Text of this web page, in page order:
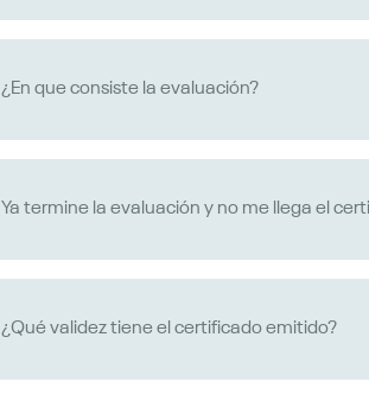
¿En que consiste la evaluación?
Ya termine la evaluación y no me llega el
¿Qué validez tiene el certificado emitido?